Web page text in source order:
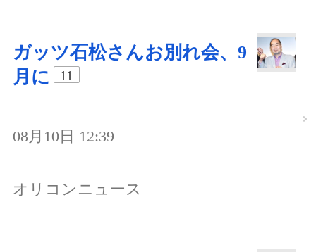
ガッツ石松さんお別れ会、9
月に
11
08月10日 12:39
オリコンニュース